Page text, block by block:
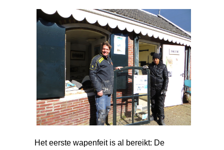
Het eerste wapenfeit is al bereikt: De